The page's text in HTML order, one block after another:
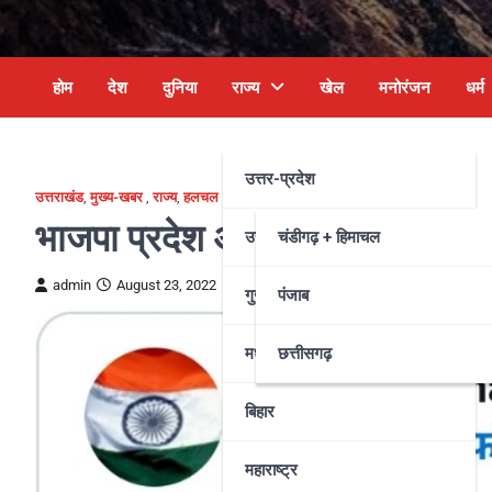
होम देश दुनिया राज्य
उत्तर-प्रदेश
उत्तराखंडचंडीगढ़ + हिमाचल
गुजरातपंजाब
छत्तीसगढ़
मध्य प्रदेश
बिहार
महाराष्ट्र
खेल मनोरंजन धर्म
उत्तराखंड,मुख्य-खबर,राज्य,हलचल
भाजपा प्रदेश अध्यक्ष महेंद्र भट्ट
admin August 23, 2022